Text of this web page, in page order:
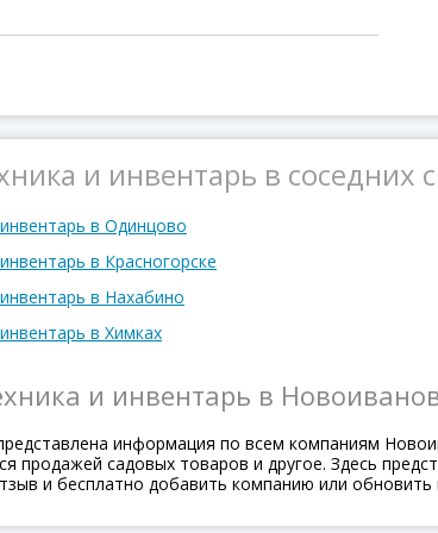
и инвентарь в соседних
в Одинцово
в Красногорске
в Нахабино
в Химках
и инвентарь в
информация по всем компаниям
продажей садовых товаров и другое. Здесь
и бесплатно добавить компанию или